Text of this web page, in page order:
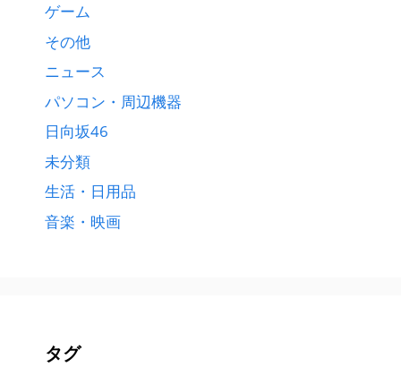
ゲーム
その他
ニュース
パソコン・周辺機器
日向坂46
未分類
生活・日用品
音楽・映画
タグ